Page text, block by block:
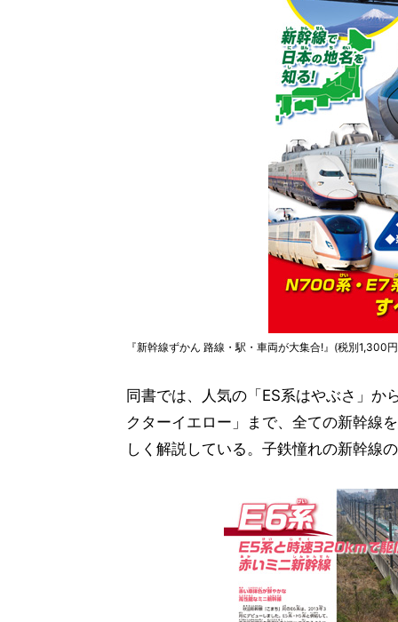
『新幹線ずかん 路線・駅・車両が大集合!』(税別1,300
同書では、人気の「ES系はやぶさ」か
クターイエロー」まで、全ての新幹線
しく解説している。子鉄憧れの新幹線